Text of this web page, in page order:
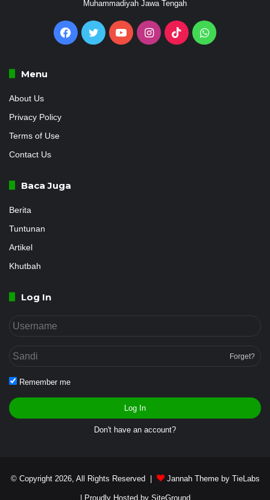
Muhammadiyah Jawa Tengah
Facebook
Twitter YouTubeInstagram
TikTokWhatsApp
Menu
About Us
Privacy Policy
Terms of Use
Contact Us
Baca Juga
Berita
Tuntunan
Artikel
Khutbah
Log In
Forget?
Remember me
Log In
Don't have an account?
© Copyright 2026, All Rights Reserved | Jannah Theme by TieLabs
| Proudly Hosted by SiteGround